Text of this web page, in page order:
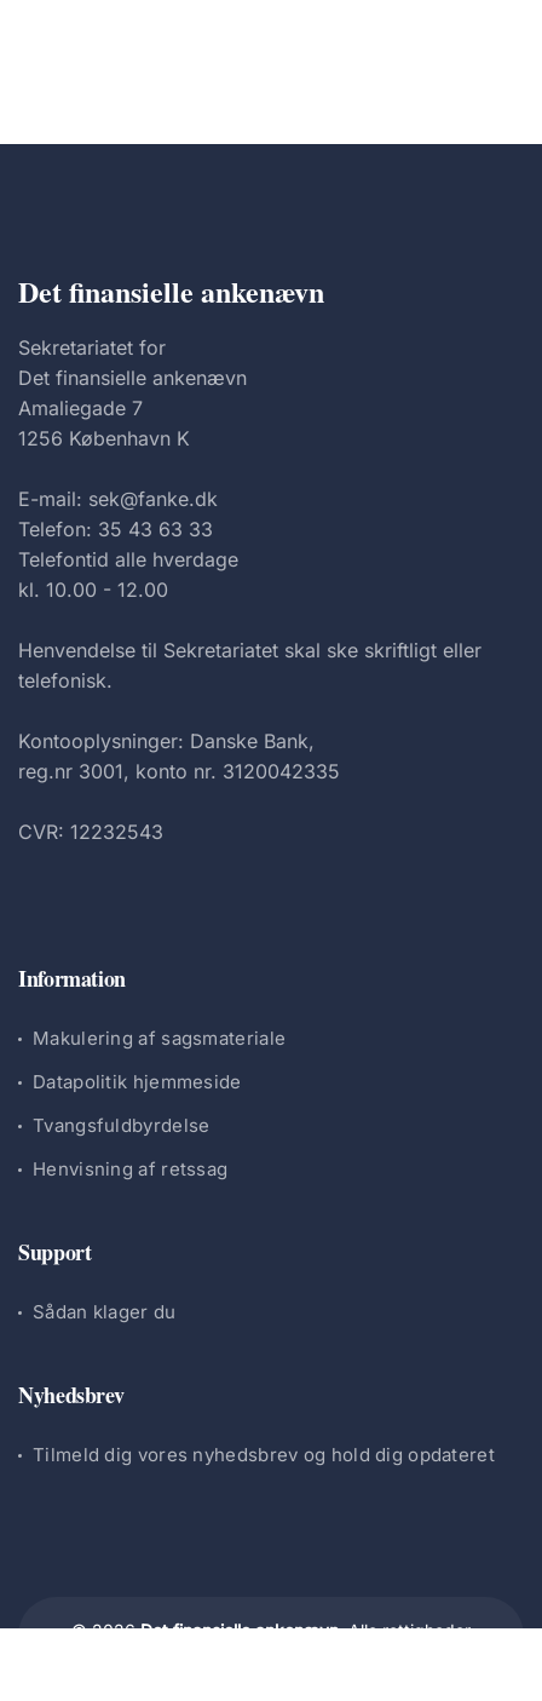
Det finansielle ankenævn
Sekretariatet for
Det finansielle ankenævn
Amaliegade 7
1256 København K
E-mail: sek@fanke.dk
Telefon: 35 43 63 33
Telefontid alle hverdage
kl. 10.00 - 12.00
Henvendelse til Sekretariatet skal ske skriftligt eller
telefonisk.
Kontooplysninger: Danske Bank,
reg.nr 3001, konto nr. 3120042335
CVR: 12232543
Information
Makulering af sagsmateriale
Datapolitik hjemmeside
Tvangsfuldbyrdelse
Henvisning af retssag
Support
Sådan klager du
Nyhedsbrev
Tilmeld dig vores nyhedsbrev og hold dig opdateret
© 2026Det finansielle ankenævn.Alle rettigheder